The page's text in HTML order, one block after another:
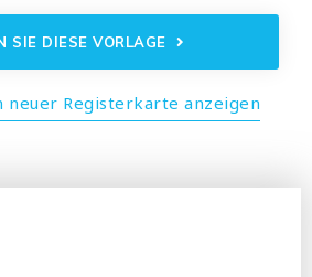
SIE DIESE VORLAGE
neuer Registerkarte anzeigen